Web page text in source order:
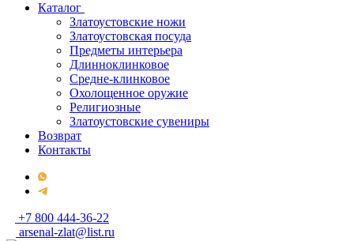
Каталог
Златоустовские ножи
Златоустовская посуда
Предметы интерьера
Длинноклинковое
Средне-клинковое
Охолощенное оружие
Религиозные
Златоустовские сувениры
Возврат
Контакты
+7 800 444-36-22
arsenal-zlat@list.ru